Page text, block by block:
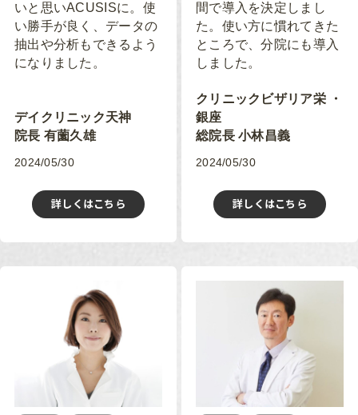
デイクリニック天神
院長 有薗久雄
いと思いACUSISに。使
い勝手が良く、データの
抽出や分析もできるよう
になりました。
2024/05/30
詳しくはこちら
クリニックビザリア栄 ・
銀座
総院長 小林昌義
間で導入を決定しまし
た。使い方に慣れてきた
ところで、分院にも導入
しました。
2024/05/30
詳しくはこちら